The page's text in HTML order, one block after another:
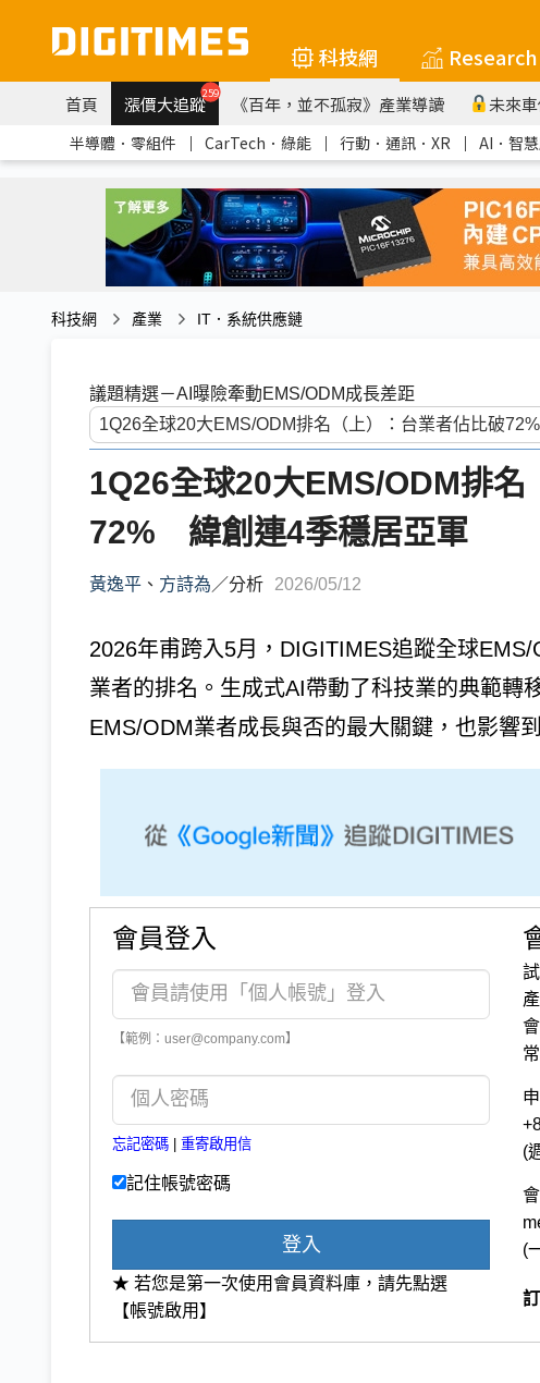
科技網 Research
首頁 漲價大追蹤259 《百年，並不孤寂》產業導讀 未來
半導體．零組件 ｜ CarTech．綠能 ｜ 行動．通訊．XR ｜ AI．智
科技網 產業 IT．系統供應鏈
議題精選－AI曝險牽動EMS/ODM成長差距
1Q26全球20大EMS/ODM排
72% 緯創連4季穩居亞軍
黃逸平 、 方詩為 ／分析 2026/05/12
2026年甫跨入5月，DIGITIMES追蹤全球
業者的排名。生成式AI帶動了科技業的典範轉
EMS/ODM業者成長與否的最大關鍵，也影響
會員登入
【範例：user@company.com】
忘記密碼 重寄啟用信
記住帳號密碼
登入
★ 若您是第一次使用會員資料庫，請先點選
【帳號啟用】
(
(